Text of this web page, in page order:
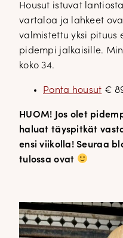
Housut istuvat
vartaloa ja lahkeet
valmistettu yksi pituus
pidempi jalkaisille.
koko 34.
Ponta housut €
HUOM! Jos olet
haluat täyspitkät
ensi viikolla! Seuraa
tulossa ovat